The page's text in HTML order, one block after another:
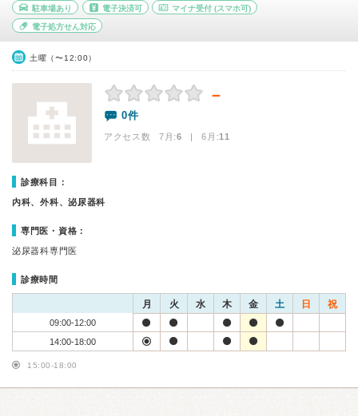
駐車場あり 電子決済可 マイナ受付 (スマホ可)
電子処方せん対応
土曜（〜12:00）
－
0件
アクセス数 7月:6 | 6月:11
診療科目：
内科、外科、泌尿器科
専門医・資格：
泌尿器科専門医
診療時間
月 火 水 木 金 土 日 祝
09:00-12:00
14:00-18:00
15:00-18:00